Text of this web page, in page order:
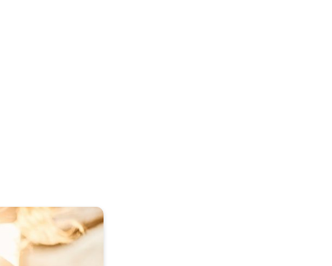
?. Vérifiez l'indice UV. . .